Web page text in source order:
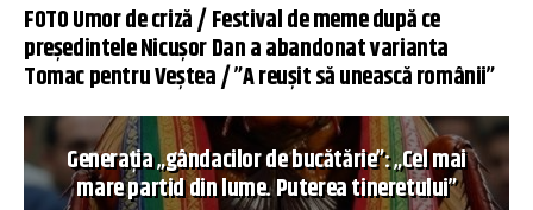
FOTO Umor de criză / Festival de meme după ce
președintele Nicușor Dan a abandonat varianta
Tomac pentru Veștea / ”A reușit să unească românii”
Generația „gândacilor de bucătărie”: „Cel mai
mare partid din lume. Puterea tineretului”